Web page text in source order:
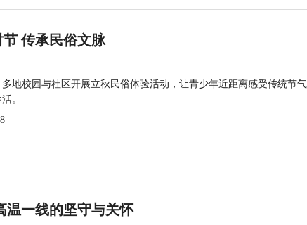
传承民俗文脉
地校园与社区开展立秋民俗体验活动，让青少年近距离感受传统节
。
温一线的坚守与关怀